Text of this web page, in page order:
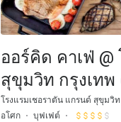
ออร์คิด คาเฟ่
สุขุมวิท กรุงเทพ
Grande
โรงแรมเชอราตัน แกรนด์ สุขุมวิ
อโศก
บุฟเฟต์